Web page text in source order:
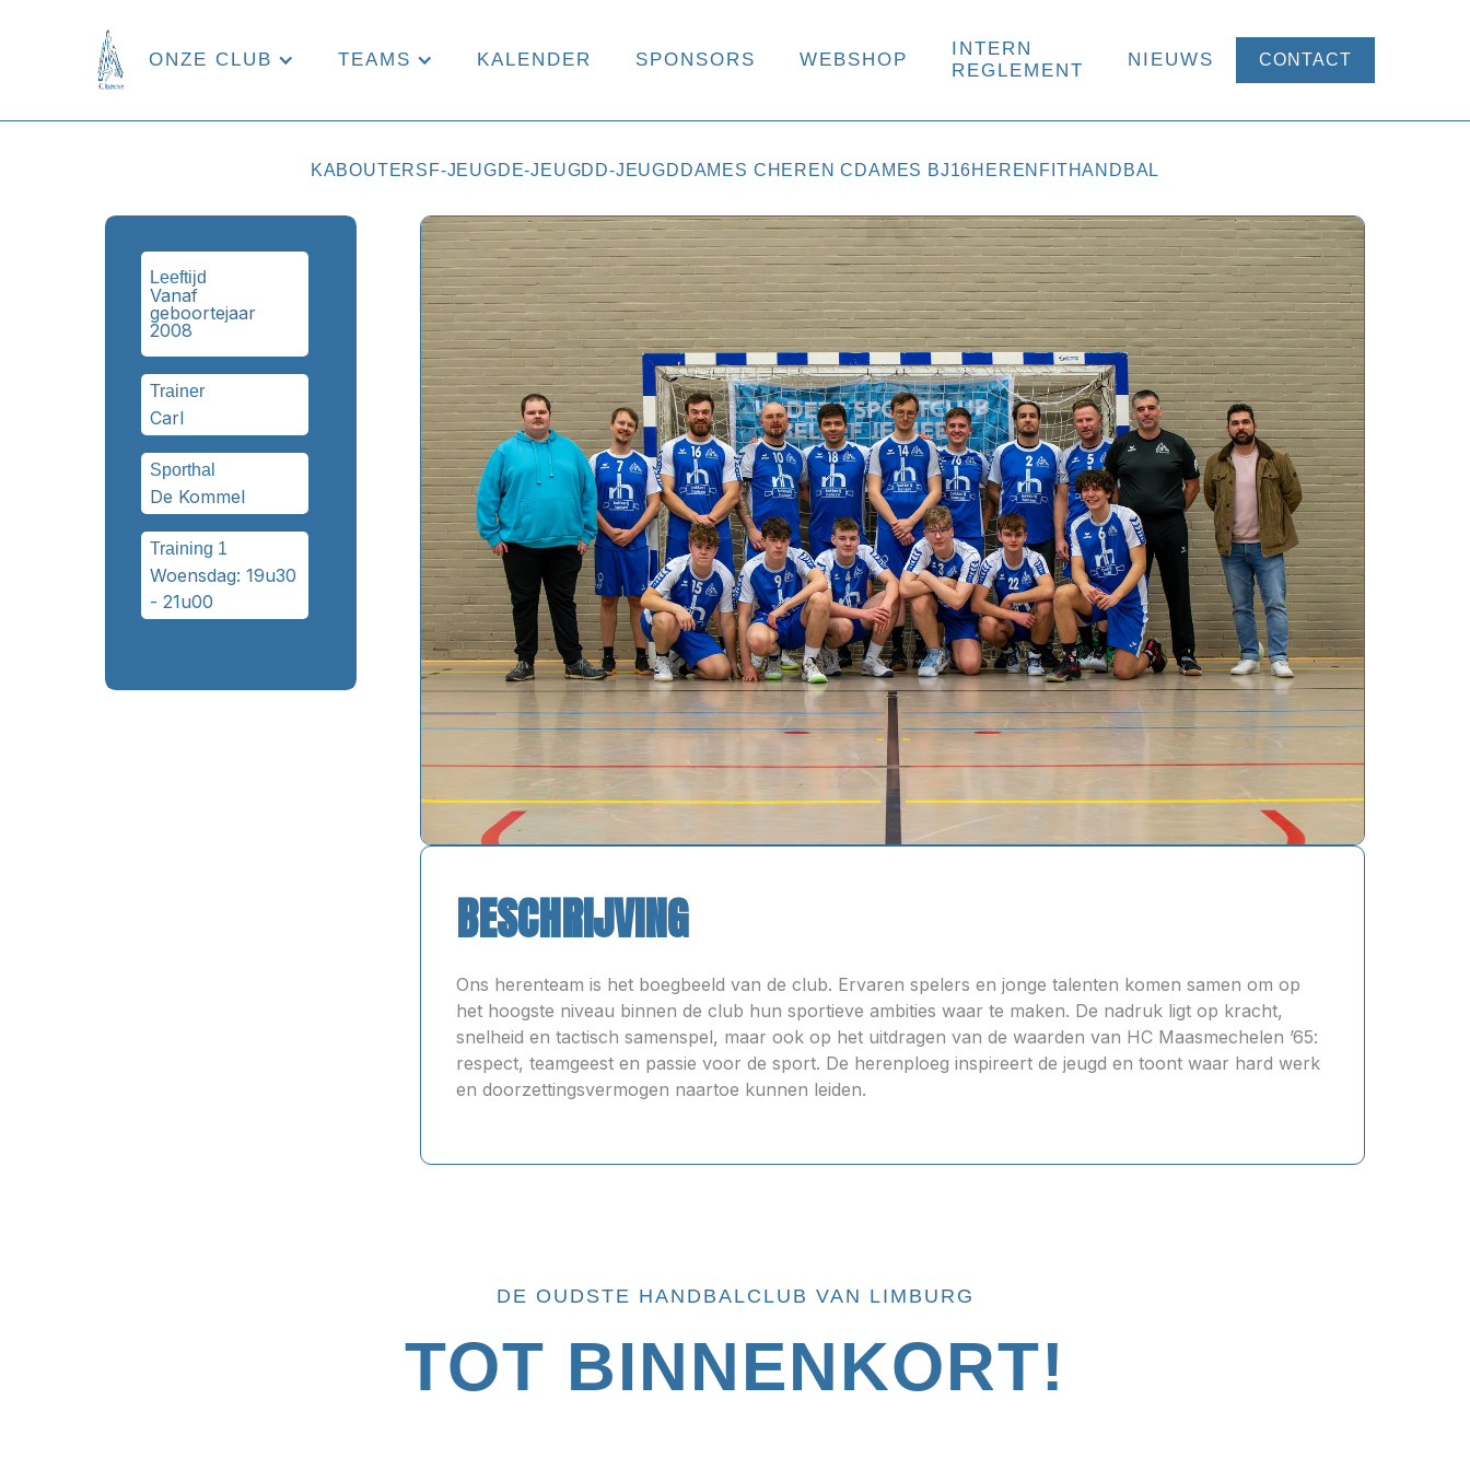
ONZE CLUB TEAMS KALENDER SPONSORS WEBSHOP
INTERN
REGLEMENT
NIEUWS CONTACT
KABOUTERS F-JEUGD E-JEUGD D-JEUGD DAMES C HEREN C DAMES BJ16HEREN FITHANDBAL
Leeftijd
Vanaf
geboortejaar
2008
Trainer
Carl
Sporthal
De Kommel
Training 1
Woensdag: 19u30
- 21u00
BESCHRIJVING
Ons herenteam is het boegbeeld van de club. Ervaren spelers en jonge talenten komen samen om op
het hoogste niveau binnen de club hun sportieve ambities waar te maken. De nadruk ligt op kracht,
snelheid en tactisch samenspel, maar ook op het uitdragen van de waarden van HC Maasmechelen ’65:
respect, teamgeest en passie voor de sport. De herenploeg inspireert de jeugd en toont waar hard werk
en doorzettingsvermogen naartoe kunnen leiden.
DE OUDSTE HANDBALCLUB VAN LIMBURG
TOT BINNENKORT!